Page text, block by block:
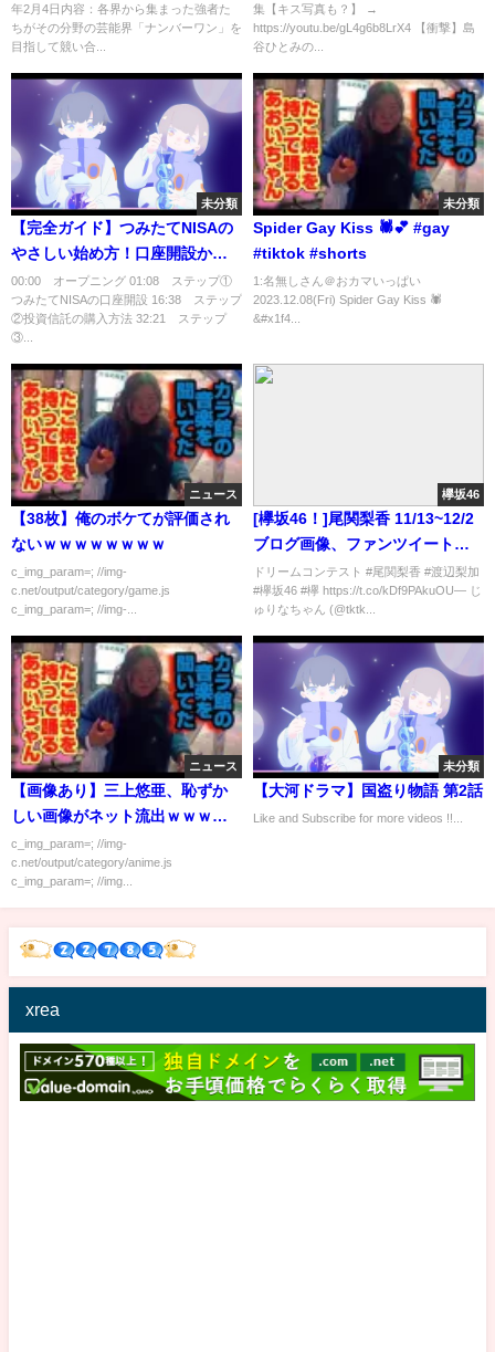
年2月4日内容：各界から集まった強者た
ちがその分野の芸能界「ナンバーワン」を
目指して競い合...
集【キス写真も？】 →
https://youtu.be/gL4g6b8LrX4 【衝撃】島
谷ひとみの...
未分類
【完全ガイド】つみたてNISAの
やさしい始め方！口座開設から
投資信託の購入方法まで徹底解
説
00:00 オープニング 01:08 ステップ①
つみたてNISAの口座開設 16:38 ステップ
②投資信託の購入方法 32:21 ステップ
③...
未分類
Spider Gay Kiss 🕷️💕 #gay
#tiktok #shorts
1:名無しさん＠おカマいっぱい
2023.12.08(Fri) Spider Gay Kiss 🕷️
&#x1f4...
ニュース
【38枚】俺のボケてが評価され
ないｗｗｗｗｗｗｗｗ
c_img_param=; //img-
c.net/output/category/game.js
c_img_param=; //img-...
欅坂46
[欅坂46！]尾関梨香 11/13~12/2
ブログ画像、ファンツイートま
とめ♪
ドリームコンテスト #尾関梨香 #渡辺梨加
#欅坂46 #欅 https://t.co/kDf9PAkuOU— じ
ゅりなちゃん (@tktk...
ニュース
【画像あり】三上悠亜、恥ずか
しい画像がネット流出ｗｗｗｗ
ｗ
c_img_param=; //img-
c.net/output/category/anime.js
c_img_param=; //img...
未分類
【大河ドラマ】国盗り物語 第2話
Like and Subscribe for more videos !!...
xrea